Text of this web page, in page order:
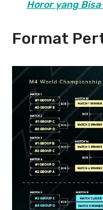
Horor yang
Format